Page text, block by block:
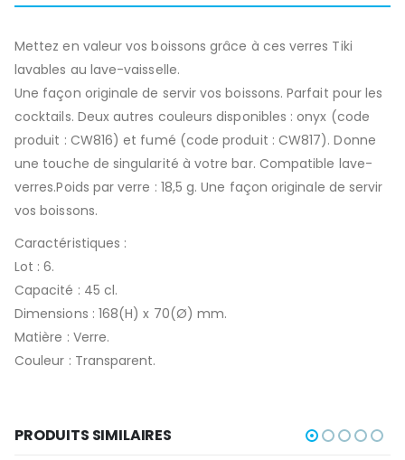
Mettez en valeur vos boissons grâce à ces verres Tiki
lavables au lave-vaisselle.
Une façon originale de servir vos boissons. Parfait pour les
cocktails. Deux autres couleurs disponibles : onyx (code
produit : CW816) et fumé (code produit : CW817). Donne
une touche de singularité à votre bar. Compatible lave-
verres.Poids par verre : 18,5 g. Une façon originale de servir
vos boissons.
Caractéristiques :
Lot : 6.
Capacité : 45 cl.
Dimensions : 168(H) x 70(Ø) mm.
Matière : Verre.
Couleur : Transparent.
PRODUITS SIMILAIRES